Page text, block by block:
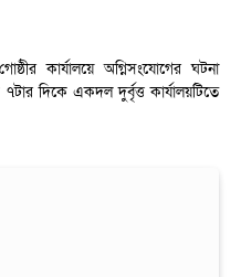
কার্যালয়ে অগ্নিসংযোগের ঘটনা
দিকে একদল দুর্বৃত্ত কার্যালয়টিতে